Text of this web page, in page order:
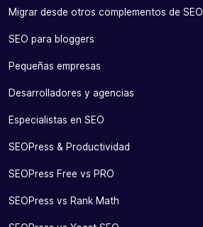
Migrar desde otros complementos de SEO
SEO para bloggers
Pequeñas empresas
Desarrolladores y agencias
Especialistas en SEO
SEOPress & Productividad
SEOPress Free vs PRO
SEOPress vs Rank Math